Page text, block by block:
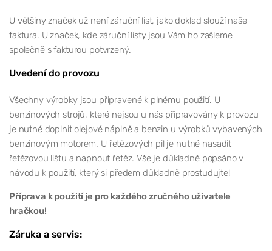
U většiny značek už není záruční list, jako doklad slouží naše
faktura. U značek, kde záruční listy jsou Vám ho zašleme
společně s fakturou potvrzený.
Uvedení do provozu
Všechny výrobky jsou připravené k plnému použití. U
benzinových strojů, které nejsou u nás připravovány k provozu
je nutné doplnit olejové náplně a benzin u výrobků vybavených
benzinovým motorem. U řetězových pil je nutné nasadit
řetězovou lištu a napnout řetěz. Vše je důkladně popsáno v
návodu k použití, který si předem důkladně prostudujte!
Příprava k použití je pro každého zručného uživatele
hračkou!
Záruka a servis: